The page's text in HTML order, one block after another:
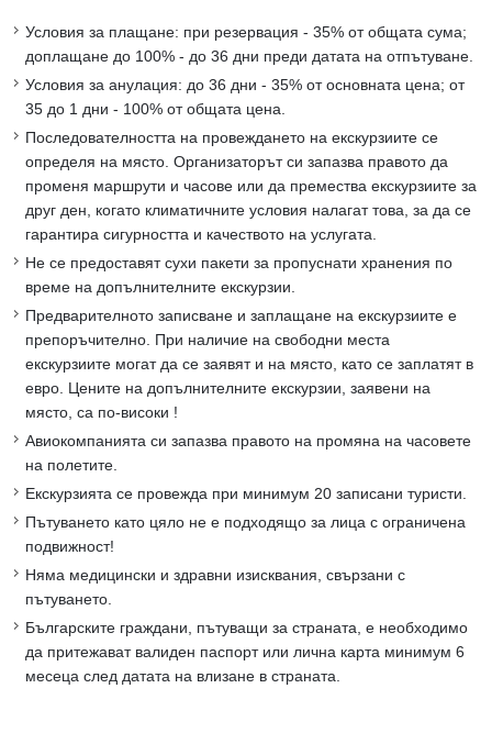
Условия за плащане: при резервация - 35% от общата сума;
доплащане до 100% - до 36 дни преди датата на отпътуване.
Условия за анулация: до 36 дни - 35% от основната цена; от
35 до 1 дни - 100% от общата цена.
Последователността на провеждането на екскурзиите се
определя на място. Организаторът си запазва правото да
променя маршрути и часове или да премества екскурзиите за
друг ден, когато климатичните условия налагат това, за да се
гарантира сигурността и качеството на услугата.
Не се предоставят сухи пакети за пропуснати хранения по
време на допълнителните екскурзии.
Предварителното записване и заплащане на екскурзиите е
препоръчително. При наличие на свободни места
екскурзиите могат да се заявят и на място, като се заплатят в
евро. Цените на допълнителните екскурзии, заявени на
място, са по-високи !
Авиокомпанията си запазва правото на промяна на часовете
на полетите.
Екскурзията се провежда при минимум 20 записани туристи.
Пътуването като цяло не е подходящо за лица с ограничена
подвижност!
Няма медицински и здравни изисквания, свързани с
пътуването.
Българските граждани, пътуващи за страната, е необходимо
да притежават валиден паспорт или лична карта минимум 6
месеца след датата на влизане в страната.